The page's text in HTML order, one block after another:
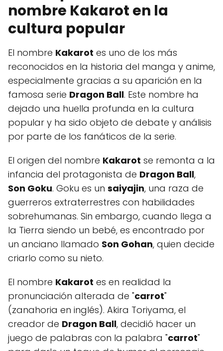
nombre Kakarot en la
cultura popular
El nombre Kakarot es uno de los más
reconocidos en la historia del manga y anime,
especialmente gracias a su aparición en la
famosa serie Dragon Ball. Este nombre ha
dejado una huella profunda en la cultura
popular y ha sido objeto de debate y análisis
por parte de los fanáticos de la serie.
El origen del nombre Kakarot se remonta a la
infancia del protagonista de Dragon Ball,
Son Goku. Goku es un saiyajin, una raza de
guerreros extraterrestres con habilidades
sobrehumanas. Sin embargo, cuando llega a
la Tierra siendo un bebé, es encontrado por
un anciano llamado Son Gohan, quien decide
criarlo como su nieto.
El nombre Kakarot es en realidad la
pronunciación alterada de "carrot"
(zanahoria en inglés). Akira Toriyama, el
creador de Dragon Ball, decidió hacer un
juego de palabras con la palabra "carrot"